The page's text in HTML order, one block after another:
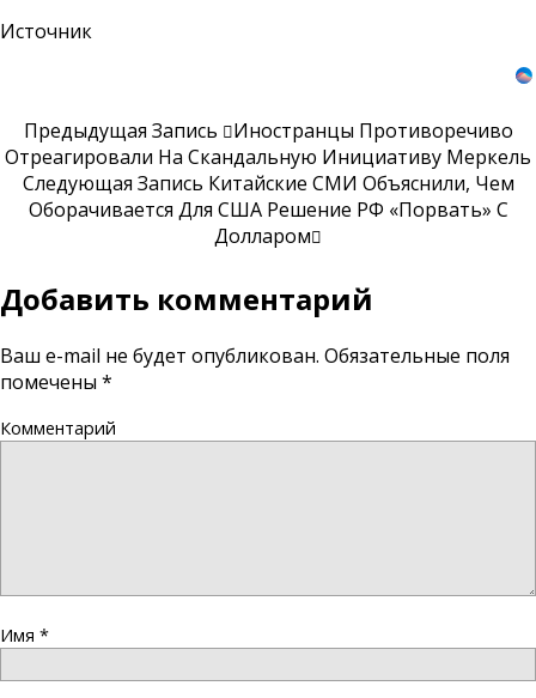
Источник
Предыдущая Запись
Иностранцы Противоречиво
Отреагировали На Скандальную Инициативу Меркель
Следующая Запись Китайские СМИ Объяснили, Чем
Оборачивается Для США Решение РФ «порвать» С
Долларом
Добавить комментарий
Ваш e-mail не будет опубликован. Обязательные поля
помечены *
Комментарий
Имя *